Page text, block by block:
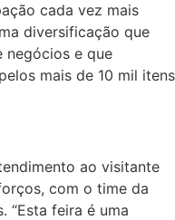
cada vez mais
diversificação que
negócios e que
mais de 10 mil itens
ao visitante
com o time da
“Esta feira é uma